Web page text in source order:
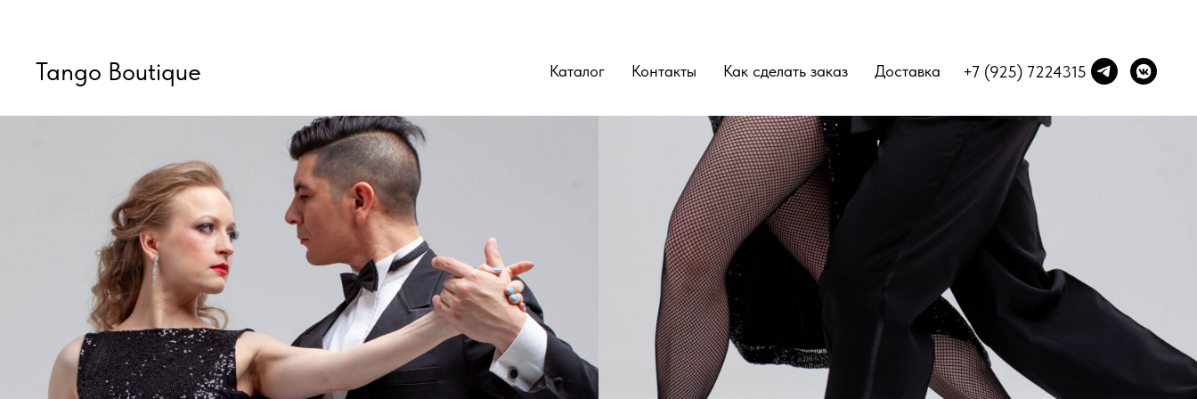
Tango Boutique Каталог Контакты Как сделать заказ Доставка +7 (925) 7224315